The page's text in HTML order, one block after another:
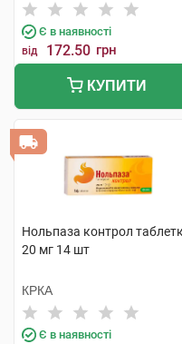
Є в наявності
від 172.50 грн
КУПИТИ
Нольпаза контрол
20 мг 14 шт
КРКА
Є в наявності